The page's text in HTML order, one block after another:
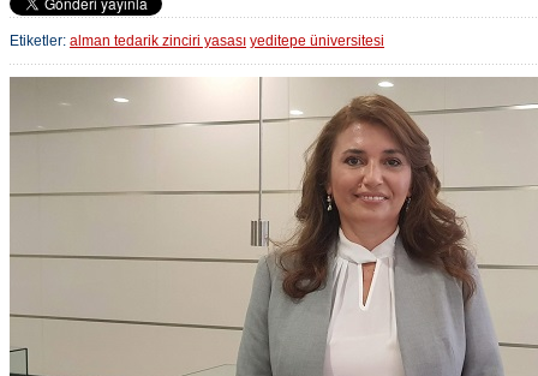
Etiketler: alman tedarik zinciri yasası yeditepe üniversitesi